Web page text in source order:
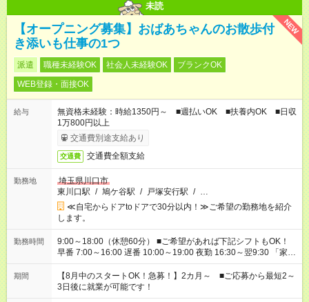
未読
NEW
【オープニング募集】おばあちゃんのお散歩付
き添いも仕事の1つ
派遣 職種未経験OK 社会人未経験OK
ブランクOK
WEB登録・面接OK
給与
無資格未経験：時給1350円～ ■週払いOK ■扶養内OK ■日収
1万800円以上
交通費別途支給あり
交通費 交通費全額支給
勤務地
埼玉県川口市
東川口駅 / 鳩ケ谷駅 / 戸塚安行駅 / …
≪自宅からドアtoドアで30分以内！≫ご希望の勤務地を紹介
します。
勤務時間
9:00～18:00（休憩60分） ■ご希望があれば下記シフトもOK！
早番 7:00～16:00 遅番 10:00～19:00 夜勤 16:30～翌9:30 「家族
と休みを合わせたい」 「余裕を持って夕飯の準備がしたい」
「できれば残業はしたくない」 など、ご希望を教えてください
ね。 ※Wワーク希望の方へ 今ご覧のお仕事で希望する勤務時間
と、もう1つのお仕事の勤務時間。 合計で週40時間を超える場
期間
【8月中のスタートOK！急募！】2カ月～ ■ご応募から最短2～
3日後に就業が可能です！